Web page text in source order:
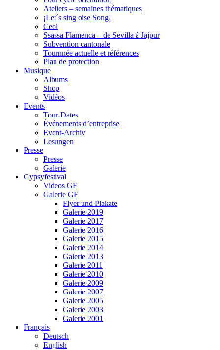
Ateliers – semaines thématiques
¡Let´s sing oise Song!
Ceol
Ssassa Flamenca – de Sevilla à Jajpur
Subvention cantonale
Tournnée actuelle et références
Plan de protection
Musique
Albums
Shop
Vidéos
Events
Tour-Dates
Événements d’entreprise
Event-Archiv
Lesungen
Presse
Presse
Galerie
Gypsyfestival
Videos GF
Galerie GF
Flyer und Plakate
Galerie 2019
Galerie 2017
Galerie 2016
Galerie 2015
Galerie 2014
Galerie 2013
Galerie 2011
Galerie 2010
Galerie 2009
Galerie 2007
Galerie 2005
Galerie 2003
Galerie 2001
Français
Deutsch
English